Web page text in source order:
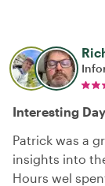
Interesting Day
Patrick was a
insights into
Hours wel